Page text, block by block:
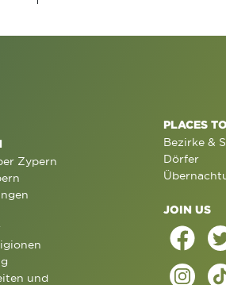
Zypern
und
PLACES
Bezirke &
Dörfer
JOIN US